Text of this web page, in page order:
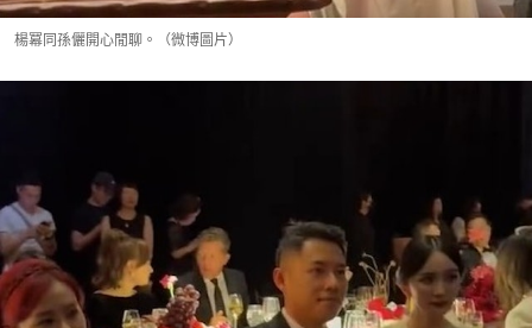
楊冪同孫儷開心閒聊。（微博圖片）